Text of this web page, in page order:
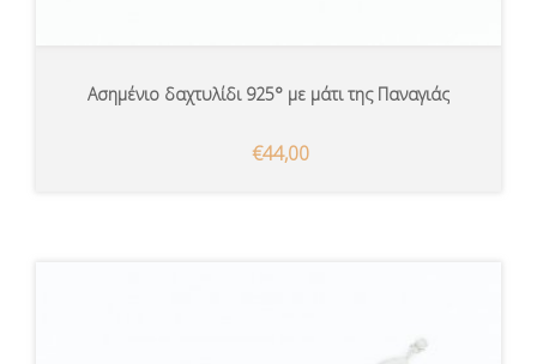
Ασημένιο δαχτυλίδι 925° με μάτι της Παναγιάς
€44,00